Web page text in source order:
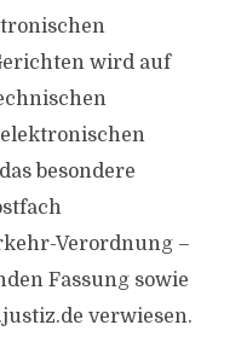
wird auf
besondere
Verordnung –
Fassung sowie
verwiesen.